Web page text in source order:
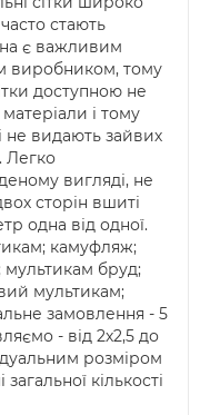
стають
є важливим
виробником, тому
доступною не
і тому
не видають зайвих
Легко
вигляді, не
сторін вшиті
одна від одної.
камуфляж;
бруд;
мультикам;
замовлення - 5
- від 2х2,5 до
розміром
кількості